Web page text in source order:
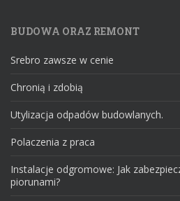
BUDOWA ORAZ REMONT
Srebro zawsze w cenie
Chronią i zdobią
Utylizacja odpadów budowlanych.
Polaczenia z praca
Instalacje odgromowe: Jak
piorunami?